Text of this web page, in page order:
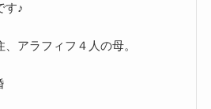
す♪
アラフィフ４人の母。